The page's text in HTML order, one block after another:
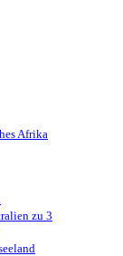
Afrika
zu 3